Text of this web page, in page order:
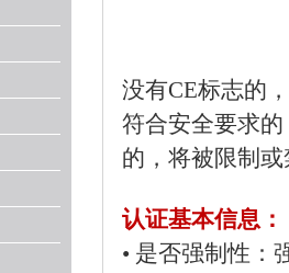
没有CE标志的
符合安全要求
的，将被限制
认证基本信息：
• 是否强制性：